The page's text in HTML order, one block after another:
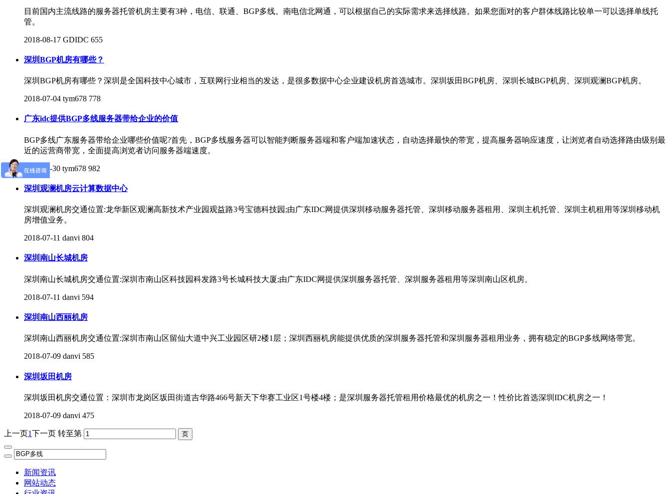
目前国内主流线路的服务器托管机房主要有3种，电信、联通、BGP多线。南电信北网通，可以根据自己的实际需求来选择线路。如果您面对的客户群体线路比较单一可以选择单线托
管。
2018-08-17 GDIDC 655
深圳BGP机房有哪些？
深圳BGP机房有哪些？深圳是全国科技中心城市，互联网行业相当的发达，是很多数据中心企业建设机房首选城市。深圳坂田BGP机房、深圳长城BGP机房、深圳观澜BGP机房。
2018-07-04 tym678 778
广东idc提供BGP多线服务器带给企业的价值
BGP多线广东服务器带给企业哪些价值呢?首先，BGP多线服务器可以智能判断服务器端和客户端加速状态，自动选择最快的带宽，提高服务器响应速度，让浏览者自动选择路由级别最
近的运营商带宽，全面提高浏览者访问服务器端速度。
2017-11-30 tym678 982
深圳观澜机房云计算数据中心
深圳观澜机房交通位置:龙华新区观澜高新技术产业园观益路3号宝德科技园;由广东IDC网提供深圳移动服务器托管、深圳移动服务器租用、深圳主机托管、深圳主机租用等深圳移动机
房增值业务。
2018-07-11 danvi 804
深圳南山长城机房
深圳南山长城机房交通位置:深圳市南山区科技园科发路3号长城科技大厦;由广东IDC网提供深圳服务器托管、深圳服务器租用等深圳南山区机房。
2018-07-11 danvi 594
深圳南山西丽机房
深圳南山西丽机房交通位置:深圳市南山区留仙大道中兴工业园区研2楼1层；深圳西丽机房能提供优质的深圳服务器托管和深圳服务器租用业务，拥有稳定的BGP多线网络带宽。
2018-07-09 danvi 585
深圳坂田机房
深圳坂田机房交通位置：深圳市龙岗区坂田街道吉华路466号新天下华赛工业区1号楼4楼；是深圳服务器托管租用价格最优的机房之一！性价比首选深圳IDC机房之一！
2018-07-09 danvi 475
上一页1下一页 转至第
新闻资讯
网站动态